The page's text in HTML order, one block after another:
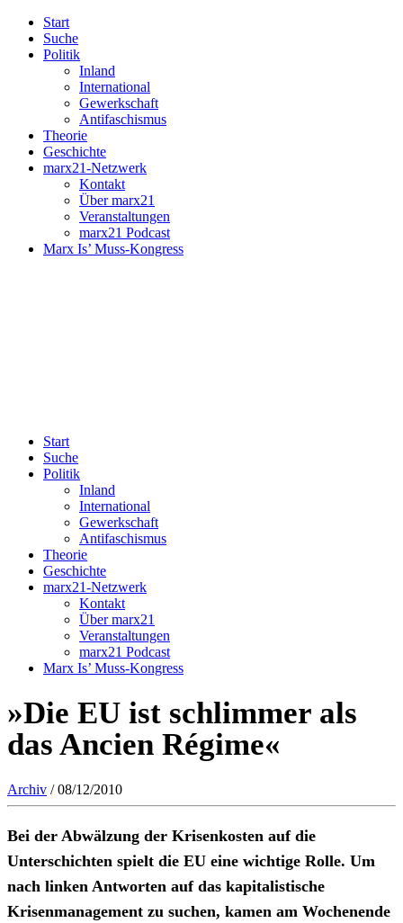
Start
Suche
Politik
Inland
International
Gewerkschaft
Antifaschismus
Theorie
Geschichte
marx21-Netzwerk
Kontakt
Über marx21
Veranstaltungen
marx21 Podcast
Marx Is’ Muss-Kongress
Start
Suche
Politik
Inland
International
Gewerkschaft
Antifaschismus
Theorie
Geschichte
marx21-Netzwerk
Kontakt
Über marx21
Veranstaltungen
marx21 Podcast
Marx Is’ Muss-Kongress
»Die EU ist schlimmer als
das Ancien Régime«
Archiv / 08/12/2010
Bei der Abwälzung der Krisenkosten auf die
Unterschichten spielt die EU eine wichtige Rolle. Um
nach linken Antworten auf das kapitalistische
Krisenmanagement zu suchen, kamen am Wochenende